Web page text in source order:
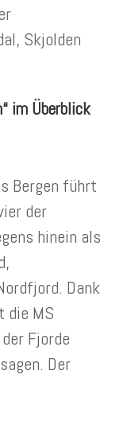
Skjolden
im Überblick
Bergen führt
der
hinein als
Dank
die MS
Fjorde
Der